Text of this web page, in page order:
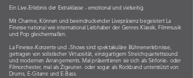
Ein Live-Erlebnis der Extraklasse - emotional und vielseitig.
Mit Charme, Können und beeindruckender Livepräsenz begeistert La
Finesse national wie international Liebhaber der Genres Klassik, Filmmusik
und Pop gleichermaßen.
La Finesse-Konzerte und -Shows sind spektakuläre Bühnenerlebnisse,
getragen von solistischer Virtuosität, einzigartigem Streichquartettsound
und modernen Arrangements. Mal präsentieren sie sich als Sinfonie- oder
Filmorchester, mal als Zigeuner- oder sogar als Rockband unterstützt von
Drums, E-Gitarre und E-Bass.